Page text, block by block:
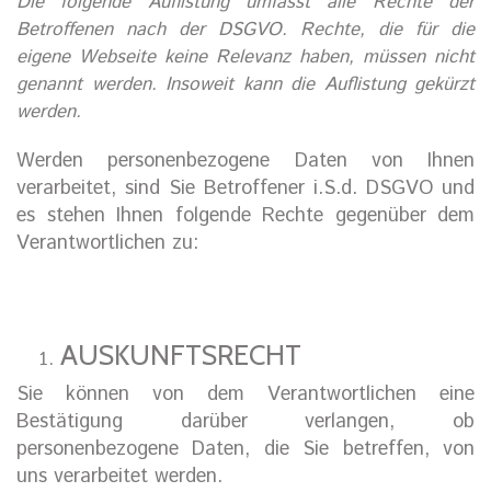
Betroffenen nach der DSGVO. Rechte, die für die
eigene Webseite keine Relevanz haben, müssen nicht
genannt werden. Insoweit kann die Auflistung gekürzt
werden.
Werden personenbezogene Daten von Ihnen
verarbeitet, sind Sie Betroffener i.S.d. DSGVO und
es stehen Ihnen folgende Rechte gegenüber dem
Verantwortlichen zu:
AUSKUNFTSRECHT
Sie können von dem Verantwortlichen eine
Bestätigung darüber verlangen, ob
personenbezogene Daten, die Sie betreffen, von
uns verarbeitet werden.